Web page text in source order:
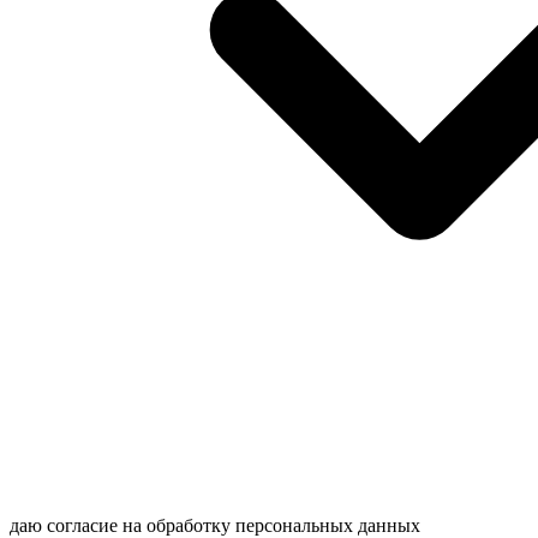
даю согласие на обработку персональных данных